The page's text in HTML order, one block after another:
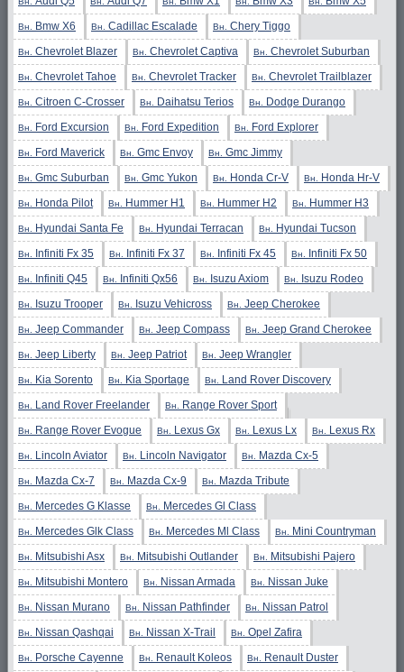
Вн. Bmw X6 Вн. Cadillac Escalade Вн. Chery Tiggo
Вн. Chevrolet Blazer Вн. Chevrolet Captiva Вн. Chevrolet Suburban
Вн. Chevrolet Tahoe Вн. Chevrolet Tracker Вн. Chevrolet Trailblazer
Вн. Citroen C-Crosser Вн. Daihatsu Terios Вн. Dodge Durango
Вн. Ford Excursion Вн. Ford Expedition Вн. Ford Explorer
Вн. Ford Maverick Вн. Gmc Envoy Вн. Gmc Jimmy
Вн. Gmc Suburban Вн. Gmc Yukon Вн. Honda Cr-V Вн. Honda Hr-V
Вн. Honda Pilot Вн. Hummer H1 Вн. Hummer H2 Вн. Hummer H3
Вн. Hyundai Santa Fe Вн. Hyundai Terracan Вн. Hyundai Tucson
Вн. Infiniti Fx 35 Вн. Infiniti Fx 37 Вн. Infiniti Fx 45 Вн. Infiniti Fx 50
Вн. Infiniti Q45 Вн. Infiniti Qx56 Вн. Isuzu Axiom Вн. Isuzu Rodeo
Вн. Isuzu Trooper Вн. Isuzu Vehicross Вн. Jeep Cherokee
Вн. Jeep Commander Вн. Jeep Compass Вн. Jeep Grand Cherokee
Вн. Jeep Liberty Вн. Jeep Patriot Вн. Jeep Wrangler
Вн. Kia Sorento Вн. Kia Sportage Вн. Land Rover Discovery
Вн. Land Rover Freelander Вн. Range Rover Sport
Вн. Range Rover Evogue Вн. Lexus Gx Вн. Lexus Lx Вн. Lexus Rx
Вн. Lincoln Aviator Вн. Lincoln Navigator Вн. Mazda Cx-5
Вн. Mazda Cx-7 Вн. Mazda Cx-9 Вн. Mazda Tribute
Вн. Mercedes G Klasse Вн. Mercedes Gl Class
Вн. Mercedes Glk Class Вн. Mercedes Ml Class Вн. Mini Countryman
Вн. Mitsubishi Asx Вн. Mitsubishi Outlander Вн. Mitsubishi Pajero
Вн. Mitsubishi Montero Вн. Nissan Armada Вн. Nissan Juke
Вн. Nissan Murano Вн. Nissan Pathfinder Вн. Nissan Patrol
Вн. Nissan Qashqai Вн. Nissan X-Trail Вн. Opel Zafira
Вн. Porsche Cayenne Вн. Renault Koleos Вн. Renault Duster